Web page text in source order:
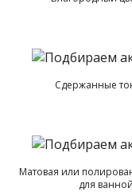
Сдержанные
Матовая или
для